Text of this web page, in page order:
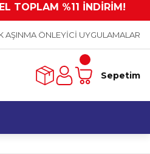
TOPLAM %11 İNDİRİM!
AŞINMA ÖNLEYİCİ UYGULAMALAR
Sepetim